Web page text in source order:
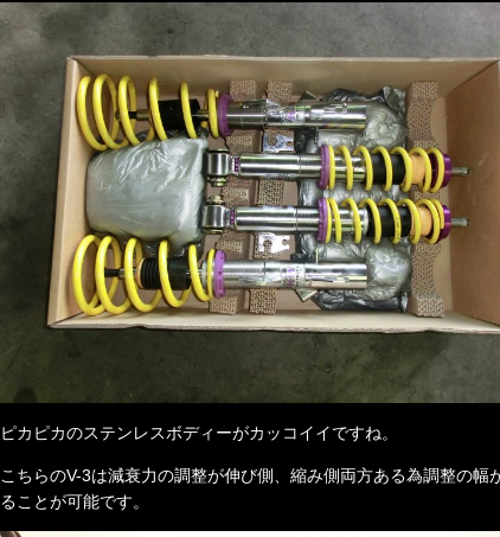
ピカピカのステンレスボディーがカッコイイですね。
こちらのV-3は減衰力の調整が伸び側、縮み側両方ある為調整の幅
ることが可能です。